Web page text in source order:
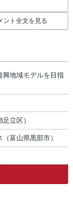
ント全文を見る
地域モデルを目指
立区）
富山県黒部市）